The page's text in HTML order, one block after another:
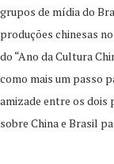
grupos de mídia do
produções chinesas
do “Ano da Cultura
como mais um passo
amizade entre os dois
sobre China e Brasil